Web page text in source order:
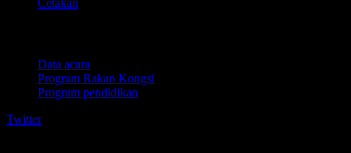
Cetakan
Data acara
Program Rakan Kongsi
Program pendidikan
Twitter